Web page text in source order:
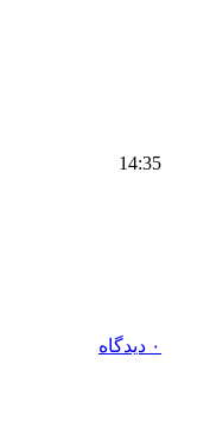
14:35
۰ دیدگاه